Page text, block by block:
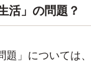
活」の問題？
題」については